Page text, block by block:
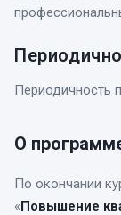
Периодичность
О
По окончании
«Повышение